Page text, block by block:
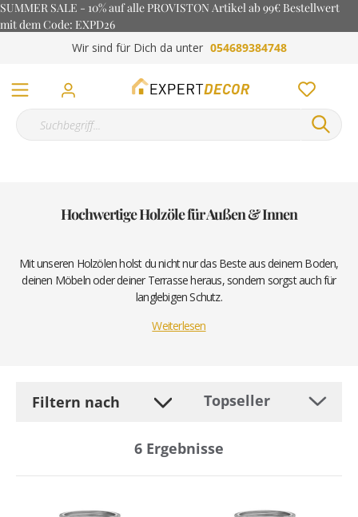
SUMMER SALE - 10% auf alle PROVISTON Artikel ab 99€ Bestellwert
mit dem Code: EXPD26
Wir sind für Dich da unter 054689384748
Hochwertige Holzöle für Außen & Innen
Mit unseren Holzölen holst du nicht nur das Beste aus deinem Boden,
deinen Möbeln oder deiner Terrasse heraus, sondern sorgst auch für
langlebigen Schutz.
Weiterlesen
Filtern nach
6 Ergebnisse
Farbe